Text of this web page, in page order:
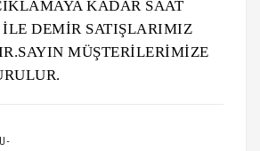
KADAR SAAT
DEMİR SATIŞLARIMIZ
MÜŞTERİLERİMİZE